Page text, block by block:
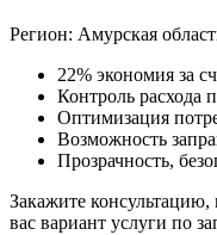
Регион: Амурская
22% экономия за
Контроль расхода
Оптимизация
Возможность
Прозрачность,
Закажите
вас вариант услуги по